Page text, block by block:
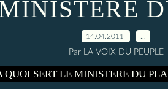
14.04.2011
Par LA VOIX DU PEUPLE